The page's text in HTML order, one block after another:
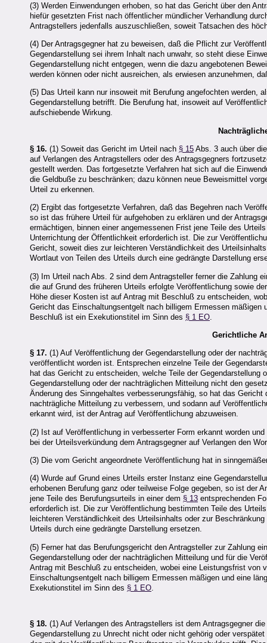
(3) Werden Einwendungen erhoben, so hat das Gericht über den
hiefür gesetzten Frist nach öffentlicher mündlicher Verhandlung
Antragstellers jedenfalls auszuschließen, soweit Tatsachen des
(4) Der Antragsgegner hat zu beweisen, daß die Pflicht zur
Gegendarstellung sei ihrem Inhalt nach unwahr, so steht diese
Gegendarstellung nicht entgegen, wenn die dazu angebotenen
werden können oder nicht ausreichen, als erwiesen anzunehmen,
(5) Das Urteil kann nur insoweit mit Berufung angefochten werden,
Gegendarstellung betrifft. Die Berufung hat, insoweit auf
aufschiebende Wirkung.
§ 16. (1) Soweit das Gericht im Urteil nach § 15 Abs. 3 auch über
auf Verlangen des Antragstellers oder des Antragsgegners
gestellt werden. Das fortgesetzte Verfahren hat sich auf die
die Geldbuße zu beschränken; dazu können neue Beweismittel
Urteil zu erkennen.
(2) Ergibt das fortgesetzte Verfahren, daß das Begehren nach
so ist das frühere Urteil für aufgehoben zu erklären und der
ermächtigen, binnen einer angemessenen Frist jene Teile des
Unterrichtung der Öffentlichkeit erforderlich ist. Die zur
Gericht, soweit dies zur leichteren Verständlichkeit des
Wortlaut von Teilen des Urteils durch eine gedrängte Darstellung
(3) Im Urteil nach Abs. 2 sind dem Antragsteller ferner die Zahlung
die auf Grund des früheren Urteils erfolgte Veröffentlichung sowie
Höhe dieser Kosten ist auf Antrag mit Beschluß zu entscheiden,
Gericht das Einschaltungsentgelt nach billigem Ermessen
Beschluß ist ein Exekutionstitel im Sinn des § 1 EO
Gerichtliche
§ 17. (1) Auf Veröffentlichung der Gegendarstellung oder der
veröffentlicht worden ist. Entsprechen einzelne Teile der
hat das Gericht zu entscheiden, welche Teile der
Gegendarstellung oder der nachträglichen Mitteilung nicht den
Änderung des Sinngehaltes verbesserungsfähig, so hat das
nachträgliche Mitteilung zu verbessern, und sodann auf
erkannt wird, ist der Antrag auf Veröffentlichung abzuweisen.
(2) Ist auf Veröffentlichung in verbesserter Form erkannt worden
bei der Urteilsverkündung dem Antragsgegner auf Verlangen den
(3) Die vom Gericht angeordnete Veröffentlichung hat in
(4) Wurde auf Grund eines Urteils erster Instanz eine
erhobenen Berufung ganz oder teilweise Folge gegeben, so ist der
jene Teile des Berufungsurteils in einer dem § 13 entsprechenden
erforderlich ist. Die zur Veröffentlichung bestimmten Teile des
leichteren Verständlichkeit des Urteilsinhalts oder zur
Urteils durch eine gedrängte Darstellung ersetzen.
(5) Ferner hat das Berufungsgericht den Antragsteller zur Zahlung
Gegendarstellung oder der nachträglichen Mitteilung und für die
Antrag mit Beschluß zu entscheiden, wobei eine Leistungsfrist
Einschaltungsentgelt nach billigem Ermessen mäßigen und eine
Exekutionstitel im Sinn des § 1 EO
§ 18. (1) Auf Verlangen des Antragstellers ist dem Antragsgegner
Gegendarstellung zu Unrecht nicht oder nicht gehörig oder